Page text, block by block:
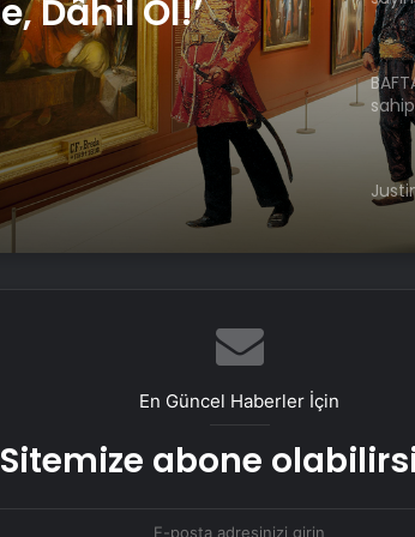
başladı
En Güncel Haberler İçin
Sitemize abone